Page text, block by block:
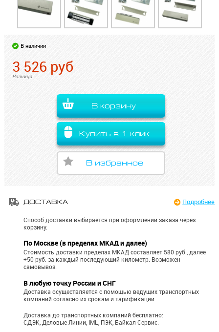
В наличии
3 526 руб
Розница
В корзину
Купить в 1 клик
В избранное
ДОСТАВКА Подробнее
Способ доставки выбирается при оформлении заказа через
корзину.
По Москве (в пределах МКАД и далее)
Стоимость доставки пределах МКАД составляет 580 руб., далее
+50 руб. за каждый последующий километр. Возможен
самовывоз.
В любую точку России и СНГ
Доставка осуществляется с помощью ведущих транспортных
компаний согласно их срокам и тарификации.
Доставка до транспортных компаний бесплатно:
СДЭК, Деловые Линии, IML, ПЭК, Байкал Сервис.